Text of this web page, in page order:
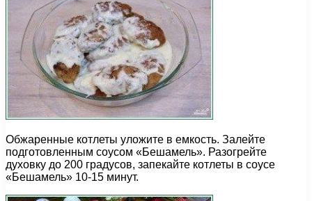
Обжаренные котлеты уложите в емкость. Залейте
подготовленным соусом «Бешамель». Разогрейте
духовку до 200 градусов, запекайте котлеты в соусе
«Бешамель» 10-15 минут.